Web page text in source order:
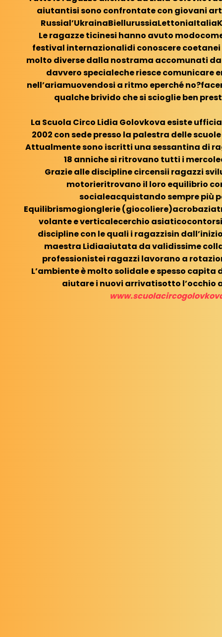
aiutantisi sono confrontate con giovani
Le ragazze ticinesi hanno avuto
festival internazionalidi conoscere
molto diverse dalla nostrama accomunati
davvero specialeche riesce comunicare
nell’ariamuovendosi a ritmo eperché
qualche brivido che si scioglie ben
La Scuola Circo Lidia Golovkova esiste
2002 con sede presso la palestra delle
Attualmente sono iscritti una sessantina di
18 anniche si ritrovano tutti i
Grazie alle discipline circensii ragazzi
motorieritrovano il loro equilibrio
socialeacquistando sempre più
Equilibrismogionglerie
volante e verticalecerchio
discipline con le quali i ragazzisin
maestra Lidiaaiutata da validissime
professionistei ragazzi lavorano a
L’ambiente è molto solidale e spesso capita
aiutare i nuovi arrivatisotto l’occhio